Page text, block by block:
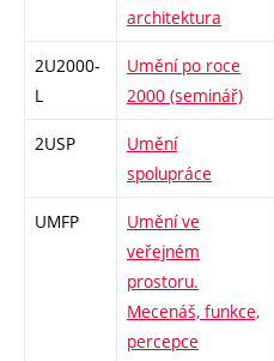
architektura
2U2000-
L
Umění po roce
2000 (seminář)
2USP
Umění
spolupráce
UMFP
Umění ve
veřejném
prostoru.
Mecenáš, funkce,
percepce